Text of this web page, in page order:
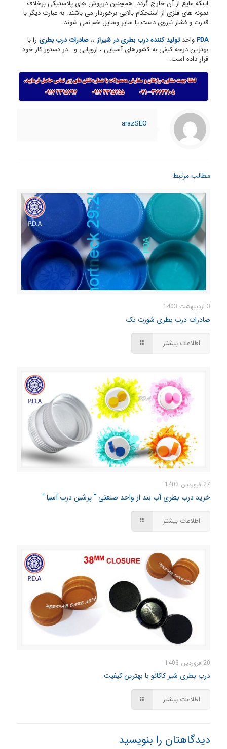
اینکه مایع از آن خارج گردد. همچنین درپوش های پلاستیکی برخلاف
نمونه های فلزی از استحکام بالایی برخوردار می باشند. به عبارت دیگر با
قدرت و فشار نیروی دست یا سایر وسایل خم نمی شوند.
PDAواحدتولید کننده درب بطری در شیراز ،، صادرات درب بطری را با
بهترین درجه کیفی به کشورهای آسیایی ، اروپایی و ..در دستور کار خود
قرار داده است.
arazSEO
مطالب مرتبط
3 اردیبهشت 1403
صادرات درب بطری شورت نک
اطلاعات بیشتر
27 فروردین 1403
خرید درب بطری آب بند از واحد صنعتی ” پرشین درب آسیا “
اطلاعات بیشتر
20 فروردین 1403
درب بطری شیر کاکائو با بهترین کیفیت
اطلاعات بیشتر
دیدگاهتان را بنویسید